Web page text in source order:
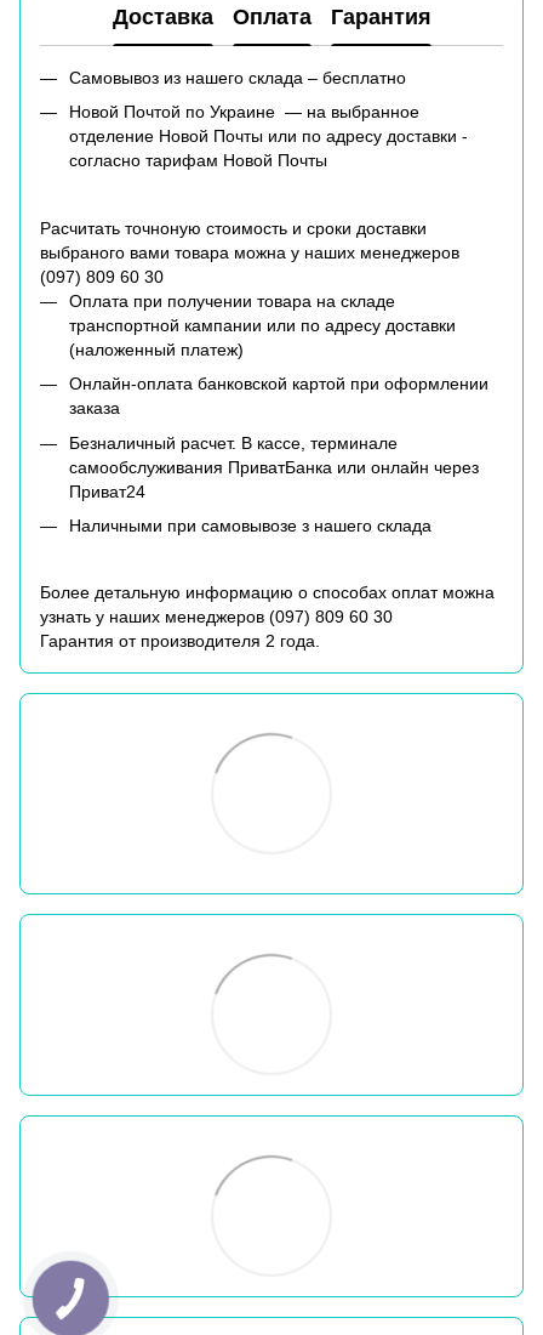
Доставка Оплата Гарантия
Самовывоз из нашего склада – бесплатно
Новой Почтой по Украине — на выбранное
отделение Новой Почты или по адресу доставки -
согласно тарифам Новой Почты
Расчитать точноную стоимость и сроки доставки
выбраного вами товара можна у наших менеджеров
(097) 809 60 30
Оплата при получении товара на складе
транспортной кампании или по адресу доставки
(наложенный платеж)
Онлайн-оплата банковской картой при оформлении
заказа
Безналичный расчет. В кассе, терминале
самообслуживания ПриватБанка или онлайн через
Приват24
Наличными при самовывозе з нашего склада
Более детальную информацию о способах оплат можна
узнать у наших менеджеров (097) 809 60 30
Гарантия от производителя 2 года.